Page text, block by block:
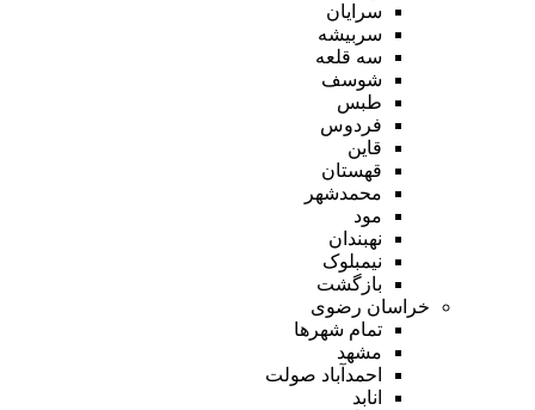
سرایان
سربیشه
سه قلعه
شوسف
طبس
فردوس
قاین
قهستان
محمدشهر
مود
نهبندان
نیمبلوک
بازگشت
خراسان رضوی
تمام شهر‌ها
مشهد
احمدآباد صولت
انابد